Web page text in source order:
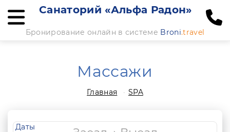
Санаторий «Альфа Радон»
Бронирование онлайн в системе Broni.travel
Массажи
Главная SPA
Даты